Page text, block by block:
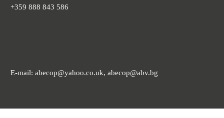
+359 888 843 586
E-mail: abecop@yahoo.co.uk, abecop@abv.bg